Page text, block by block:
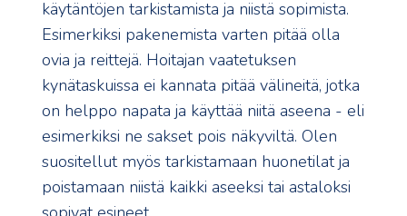
käytäntöjen tarkistamista ja niistä sopimista.
Esimerkiksi pakenemista varten pitää olla
ovia ja reittejä. Hoitajan vaatetuksen
kynätaskuissa ei kannata pitää välineitä, jotka
on helppo napata ja käyttää niitä aseena - eli
esimerkiksi ne sakset pois näkyviltä. Olen
suositellut myös tarkistamaan huonetilat ja
poistamaan niistä kaikki aseeksi tai astaloksi